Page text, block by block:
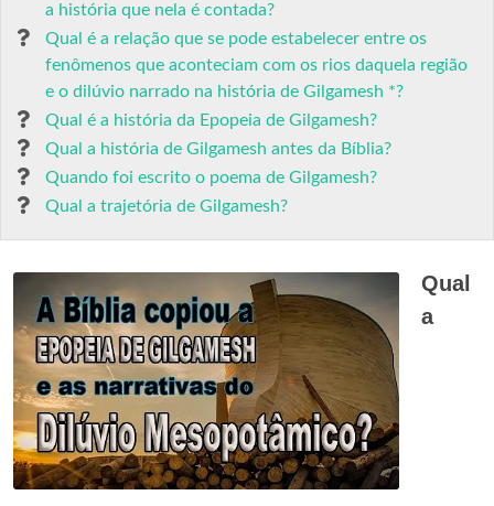
a história que nela é contada?
Qual é a relação que se pode estabelecer entre os
fenômenos que aconteciam com os rios daquela região
e o dilúvio narrado na história de Gilgamesh *?
Qual é a história da Epopeia de Gilgamesh?
Qual a história de Gilgamesh antes da Bíblia?
Quando foi escrito o poema de Gilgamesh?
Qual a trajetória de Gilgamesh?
Qual
a